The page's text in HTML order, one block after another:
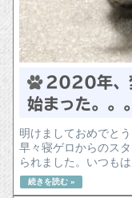
2020年、
始まった。。。
明けましておめでと
早々寝ゲロからのス
られました。いつも
吐くのに、なぜかこ
み、朝ご飯の残りを...